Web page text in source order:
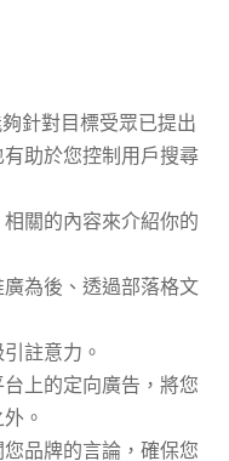
針對目標受眾已提出
助於您控制用戶搜尋
關的內容來介紹你的
為後、透過部落格文
註意力。
上的定向廣告，將您
。
品牌的言論，確保您